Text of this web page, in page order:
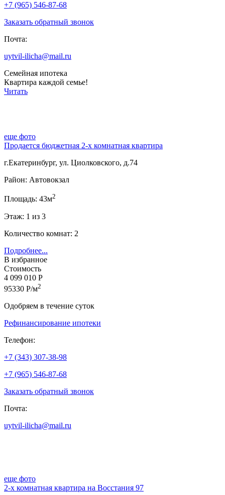
+7 (965) 546-87-68
Заказать обратный звонок
Почта:
uytvil-ilicha@mail.ru
Семейная ипотека
Квартира каждой семье!
Читать
еще фото
Продается бюджетная 2-х комнатная квартира
г.Екатеринбург, ул. Циолковского, д.74
Район: Автовокзал
Площадь: 43м2
Этаж: 1 из 3
Количество комнат: 2
Подробнее...
В избранное
Стоимость
4 099 010 Р
95330 Р/м2
Одобряем в течение суток
Рефинансирование ипотеки
Телефон:
+7 (343) 307-38-98
+7 (965) 546-87-68
Заказать обратный звонок
Почта:
uytvil-ilicha@mail.ru
еще фото
2-х комнатная квартира на Восстания 97